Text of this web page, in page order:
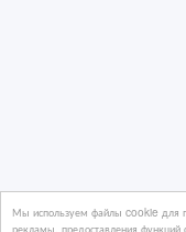
Мы используем файлы cookie для
рекламы, предоставления функций